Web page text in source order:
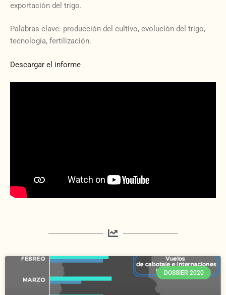
exportación del trigo.
Palabras clave: producción del cultivo, evolución del trigo,
tecnología, fertilización.
Descargar el informe
DOSSIER 2020